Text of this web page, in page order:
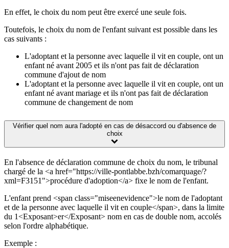
En effet, le choix du nom peut être exercé une seule fois.
Toutefois, le choix du nom de l'enfant suivant est possible dans les
cas suivants :
L'adoptant et la personne avec laquelle il vit en couple, ont un
enfant né avant 2005 et ils n'ont pas fait de déclaration
commune d'ajout de nom
L'adoptant et la personne avec laquelle il vit en couple, ont un
enfant né avant mariage et ils n'ont pas fait de déclaration
commune de changement de nom
Vérifier quel nom aura l'adopté en cas de désaccord ou d'absence de
choix
En l'absence de déclaration commune de choix du nom, le tribunal
chargé de la <a href="https://ville-pontlabbe.bzh/comarquage/?
xml=F3151">procédure d'adoption</a> fixe le nom de l'enfant.
L'enfant prend <span class="miseenevidence">le nom de l'adoptant
et de la personne avec laquelle il vit en couple</span>, dans la limite
du 1<Exposant>er</Exposant> nom en cas de double nom, accolés
selon l'ordre alphabétique.
Exemple :